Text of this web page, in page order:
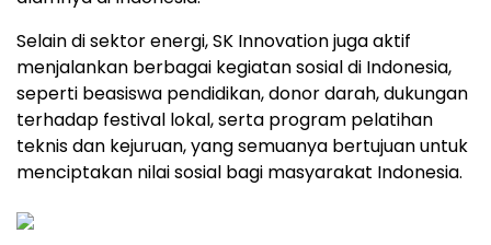
Selain di sektor energi, SK Innovation juga aktif
menjalankan berbagai kegiatan sosial di Indonesia,
seperti beasiswa pendidikan, donor darah, dukungan
terhadap festival lokal, serta program pelatihan
teknis dan kejuruan, yang semuanya bertujuan untuk
menciptakan nilai sosial bagi masyarakat Indonesia.